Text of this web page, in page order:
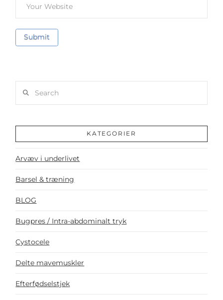
KATEGORIER
Arvæv i underlivet
Barsel & træning
BLOG
Bugpres / Intra-abdominalt tryk
Cystocele
Delte mavemuskler
Efterfødselstjek